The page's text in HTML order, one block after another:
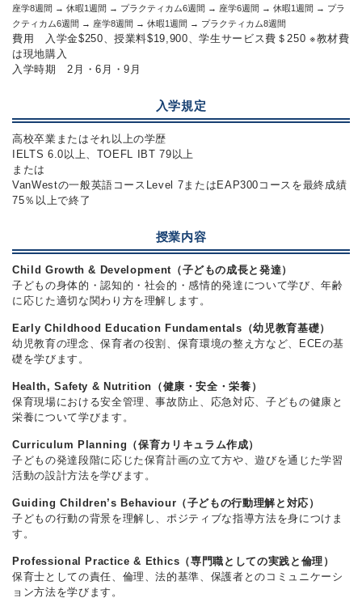
座学8週間 → 休暇1週間 → プラクティカム6週間 → 座学6週間 → 休暇1週間 → プラ
クティカム6週間 → 座学8週間 → 休暇1週間 → プラクティカム8週間
費用 入学金$250、授業料$19,900、学生サービス費＄250 ※教材費
は現地購入
入学時期 2月・6月・9月
入学規定
高校卒業またはそれ以上の学歴
IELTS 6.0以上、TOEFL IBT 79以上
または
VanWestの一般英語コースLevel 7またはEAP300コースを最終成績
75％以上で終了
授業内容
Child Growth & Development（子どもの成長と発達）
子どもの身体的・認知的・社会的・感情的発達について学び、年齢
に応じた適切な関わり方を理解します。
Early Childhood Education Fundamentals（幼児教育基礎）
幼児教育の理念、保育者の役割、保育環境の整え方など、ECEの基
礎を学びます。
Health, Safety & Nutrition（健康・安全・栄養）
保育現場における安全管理、事故防止、応急対応、子どもの健康と
栄養について学びます。
Curriculum Planning（保育カリキュラム作成）
子どもの発達段階に応じた保育計画の立て方や、遊びを通じた学習
活動の設計方法を学びます。
Guiding Children’s Behaviour（子どもの行動理解と対応）
子どもの行動の背景を理解し、ポジティブな指導方法を身につけま
す。
Professional Practice & Ethics（専門職としての実践と倫理）
保育士としての責任、倫理、法的基準、保護者とのコミュニケーシ
ョン方法を学びます。